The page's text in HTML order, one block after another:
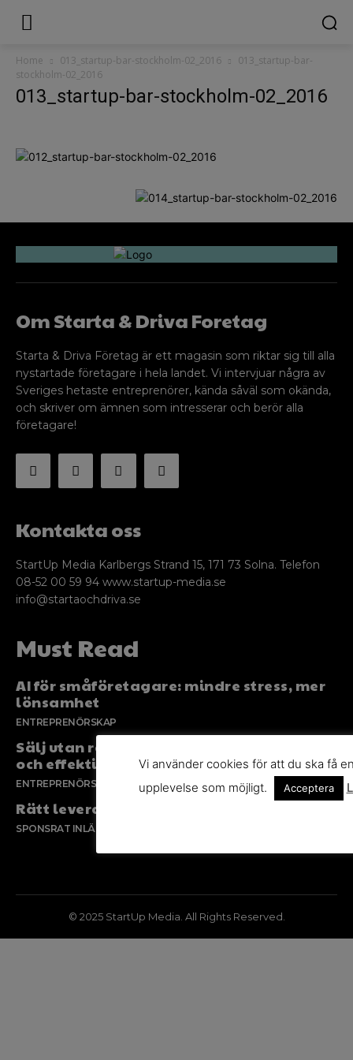
Home 013_startup-bar-stockholm-02_2016
013_startup-bar-
stockholm-02_2016
013_startup-bar-stockholm-02_2016
Om Starta & Driva Foretag
Starta & Driva Företag är ett magasin som riktar sig till alla
nystartade företagare i hela landet. Vi intervjuar några av
Sveriges hetaste entreprenörer, kända såväl som okända,
och skriver om ämnen som intresserar och berör alla
företagare!
Kontakta oss
StartUp Media Karlbergs Strand 15, 171 73 Solna. Telefon
08-52 00 59 94 www.startup-media.se
info@startaochdriva.se
Must Read
AI för småföretagare: mindre stress, mer
lönsamhet
ENTREPRENÖRSKAP
Sälj utan rädsla – Michels väg till trygg
och effektiv försäljning
ENTREPRENÖRSKAP
Rätt leverantör – viktigare än du tror
SPONSRAT INLÄGG
© 2025 StartUp Media. All Rights Reserved.
Vi använder cookies för att du ska få
upplevelse som möjligt.
Acceptera